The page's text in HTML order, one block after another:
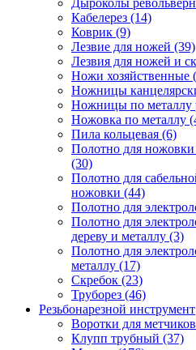
Кабелерез (14)
Коврик (9)
Лезвие для ножей (39)
Лезвия для ножей и
Ножи хозяйственные
Ножницы
Ножницы по металлу
Ножовка по металлу
Пила кольцевая (6)
Полотно для ножовки
(30)
Полотно для
ножовки (44)
Полотно для
Полотно для
дереву и металлу (3)
Полотно для
металлу (17)
Скребок (23)
Труборез (46)
Резьбонарезной инструмент
Воротки для
Клупп трубный (37)